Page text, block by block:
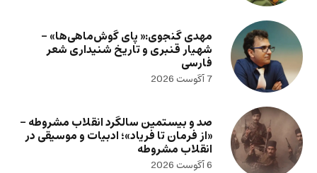
مهدی گنجوی:« پای گوش‌ماهی‌ها» –
شهیار قنبری و تاریخ شنیداری شعر
فارسی
7 آگوست 2026
صد و بیستمین سالگرد انقلاب مشروطه –
«از فرمان تا فریاد»؛ ادبیات و موسیقی در
انقلاب مشروطه
6 آگوست 2026